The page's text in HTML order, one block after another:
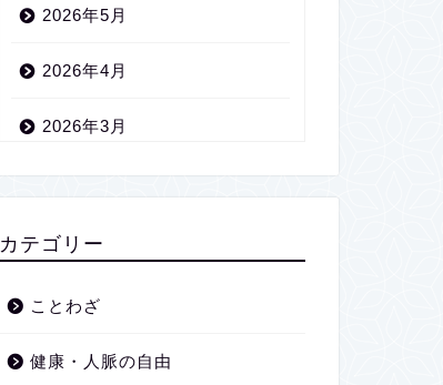
2026年5月
2026年4月
2026年3月
2026年2月
2026年1月
カテゴリー
ことわざ
健康・人脈の自由